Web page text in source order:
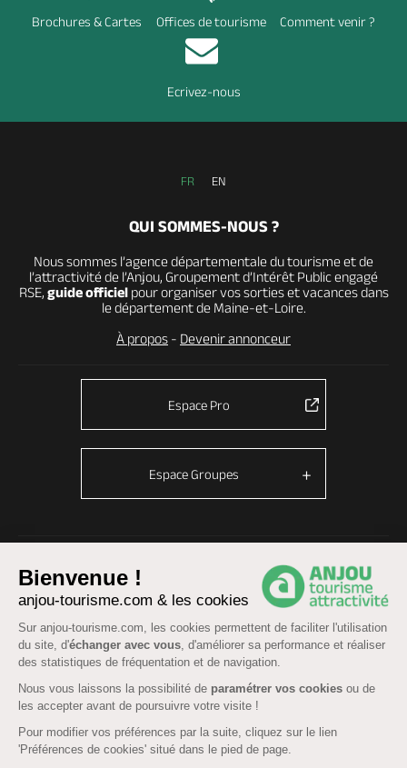
Bienvenue !
anjou-tourisme.com & les cookies
Sur anjou-tourisme.com, les cookies permettent de faciliter l'utilisation
du site, d'échanger avec vous, d'améliorer sa performance et réaliser
des statistiques de fréquentation et de navigation.
Nous vous laissons la possibilité de paramétrer vos cookies ou de
les accepter avant de poursuivre votre visite !
Pour modifier vos préférences par la suite, cliquez sur le lien
'Préférences de cookies' situé dans le pied de page.
Brochures & Cartes Offices de tourisme Comment venir ?
Ecrivez-nous
FR EN
QUI SOMMES-NOUS ?
Nous sommes l’agence départementale du tourisme et de
l’attractivité de l’Anjou, Groupement d’Intérêt Public engagé
RSE, guide officielpour organiser vos sorties et vacances dans
le département de Maine-et-Loire.
À propos - Devenir annonceur
Espace Pro
Espace Groupes
Mentions légales Données personnelles-Cookies
CGU Réservation -Accessibilité : partiellement conforme